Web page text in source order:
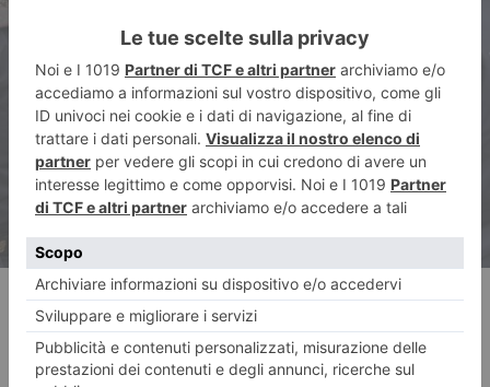
Barriera di Milano, 78 arresti
nell’operazione antidroga della
polizia
RECENTI: